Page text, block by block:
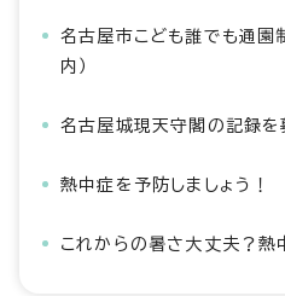
名古屋市こども誰でも通園
内）
名古屋城現天守閣の記録を
熱中症を予防しましょう！
これからの暑さ大丈夫？熱